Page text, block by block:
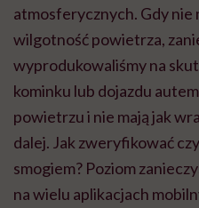
atmosferycznych. Gdy nie
wilgotność powietrza,
wyprodukowaliśmy na
kominku lub dojazdu
powietrzu i nie mają jak
dalej. Jak zweryfikować
smogiem? Poziom
na wielu aplikacjach